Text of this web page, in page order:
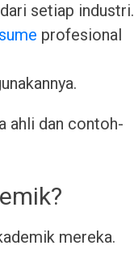
setiap industri.
profesional
ahli dan contoh-
mereka.